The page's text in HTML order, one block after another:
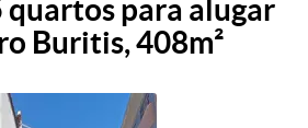
quartos para alugar
Buritis, 408m²